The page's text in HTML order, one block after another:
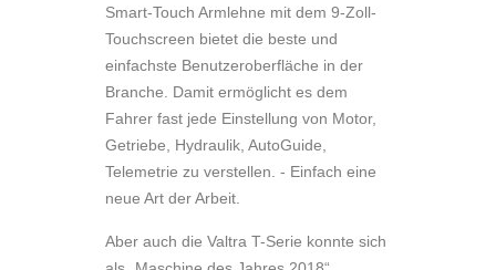
Smart-Touch Armlehne mit dem 9-Zoll-
Touchscreen bietet die beste und
einfachste Benutzeroberfläche in der
Branche. Damit ermöglicht es dem
Fahrer fast jede Einstellung von Motor,
Getriebe, Hydraulik, AutoGuide,
Telemetrie zu verstellen. - Einfach eine
neue Art der Arbeit.
Aber auch die Valtra T-Serie konnte sich